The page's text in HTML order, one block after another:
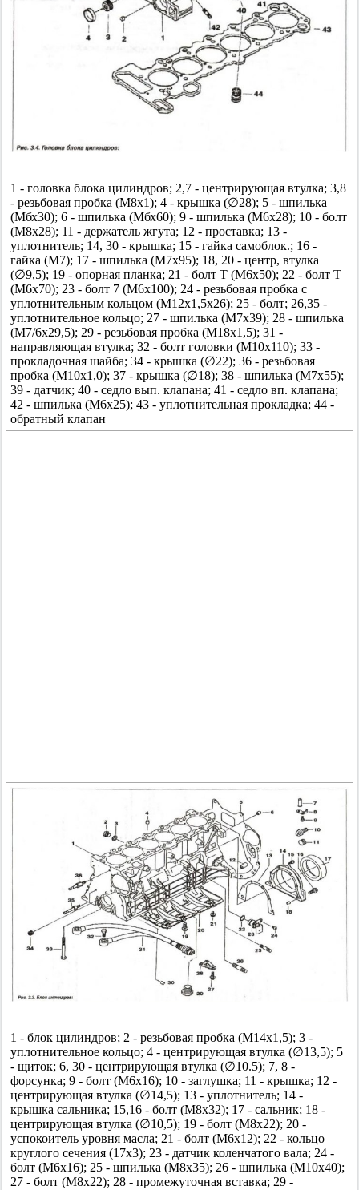
1 - головка блока цилиндров; 2,7 - центрирующая втулка; 3,8
- резьбовая пробка (М8х1); 4 - крышка (∅28); 5 - шпилька
(Мбх30); 6 - шпилька (Мбх60); 9 - шпилька (М6x28); 10 - болт
(М8x28); 11 - держатель жгута; 12 - проставка; 13 -
уплотнитель; 14, 30 - крышка; 15 - гайка самоблок.; 16 -
гайка (М7); 17 - шпилька (М7x95); 18, 20 - центр, втулка
(∅9,5); 19 - опорная планка; 21 - болт Т (М6x50); 22 - болт Т
(М6x70); 23 - болт 7 (М6x100); 24 - резьбовая пробка с
уплотнительным кольцом (М12x1,5x26); 25 - болт; 26,35 -
уплотнительное кольцо; 27 - шпилька (М7x39); 28 - шпилька
(М7/6x29,5); 29 - резьбовая пробка (М18x1,5); 31 -
направляющая втулка; 32 - болт головки (М10x110); 33 -
прокладочная шайба; 34 - крышка (∅22); 36 - резьбовая
пробка (М10x1,0); 37 - крышка (∅18); 38 - шпилька (М7x55);
39 - датчик; 40 - седло вып. клапана; 41 - седло вп. клапана;
42 - шпилька (М6x25); 43 - уплотнительная прокладка; 44 -
обратный клапан
1 - блок цилиндров; 2 - резьбовая пробка (М14х1,5); 3 -
уплотнительное кольцо; 4 - центрирующая втулка (∅13,5); 5
- щиток; 6, 30 - центрирующая втулка (∅10.5); 7, 8 -
форсунка; 9 - болт (М6х16); 10 - заглушка; 11 - крышка; 12 -
центрирующая втулка (∅14,5); 13 - уплотнитель; 14 -
крышка сальника; 15,16 - болт (М8x32); 17 - сальник; 18 -
центрирующая втулка (∅10,5); 19 - болт (М8x22); 20 -
успокоитель уровня масла; 21 - болт (М6х12); 22 - кольцо
круглого сечения (17x3); 23 - датчик коленчатого вала; 24 -
болт (М6x16); 25 - шпилька (М8x35); 26 - шпилька (М10x40);
27 - болт (М8x22); 28 - промежуточная вставка; 29 -